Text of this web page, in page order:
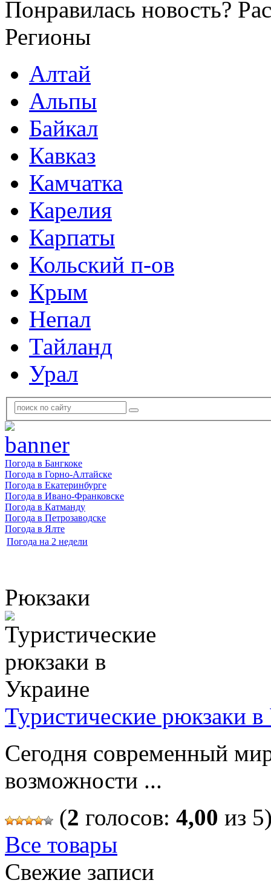
Понравилась новость?
Регионы
Алтай
Альпы
Байкал
Кавказ
Камчатка
Карелия
Карпаты
Кольский п-ов
Крым
Непал
Тайланд
Урал
Погода в Бангкоке
Погода в Горно-Алтайске
Погода в Екатеринбурге
Погода в Ивано-Франковске
Погода в Катманду
Погода в Петрозаводске
Погода в Ялте
Погода на 2 недели
Рюкзаки
Туристические рюкзаки
Сегодня современный
возможности ...
(2 голосов: 4,00 из
Все товары
Свежие записи